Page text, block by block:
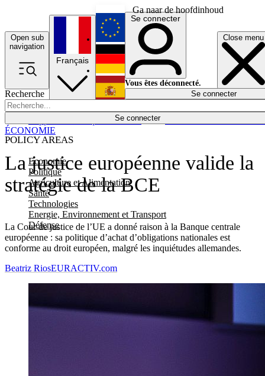
Ga naar de hoofdinhoud
Open sub
navigation
Close menu
Recherche
Se connecter
POLICY AREAS
Economie
Politique
Agriculture et Alimentation
Santé
Technologies
Energie, Environnement et Transport
Défense
Économie
Français
English
Deutsch
Español
Se connecter
Vous êtes déconnecté.
Se connecter
La justice européenne valide la
stratégie de la BCE
La Cour de justice de l’UE a donné raison à la Banque centrale
européenne : sa politique d’achat d’obligations nationales est
conforme au droit européen, malgré les inquiétudes allemandes.
ÉCONOMIE
Beatriz RiosEURACTIV.com